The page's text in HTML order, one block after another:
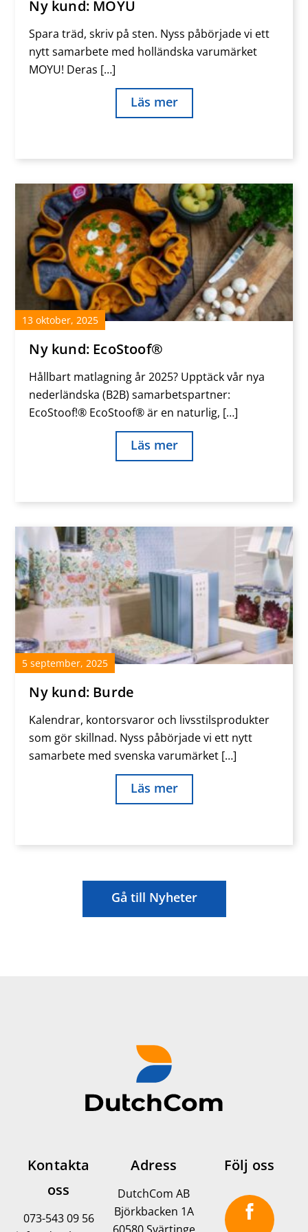
Ny kund: MOYU
Spara träd, skriv på sten. Nyss påbörjade vi ett
nytt samarbete med holländska varumärket
MOYU! Deras […]
Läs mer
13 oktober,2025
Ny kund: EcoStoof®
Hållbart matlagning år 2025? Upptäck vår nya
nederländska (B2B) samarbetspartner:
EcoStoof!® EcoStoof® är en naturlig, […]
Läs mer
5 september,2025
Ny kund: Burde
Kalendrar, kontorsvaror och livsstilsprodukter
som gör skillnad. Nyss påbörjade vi ett nytt
samarbete med svenska varumärket […]
Läs mer
Gå till Nyheter
Kontakta
oss
073-543 09 56
Adress
DutchCom AB
Björkbacken 1A
Följ oss